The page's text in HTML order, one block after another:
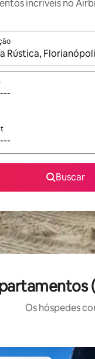
incríveis no
os resultados
Buscar
Os hóspedes